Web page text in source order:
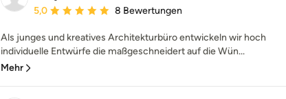
Durchschnittliche Bewertung: 5 von 5 Sternen
5,0 8 Bewertungen
Als junges und kreatives Architekturbüro entwickeln wir hoch
individuelle Entwürfe die maßgeschneidert auf die Wün...
Mehr